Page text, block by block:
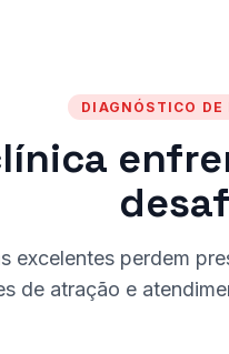
DIAGNÓSTICO DE
excelentes perdem
de atração e